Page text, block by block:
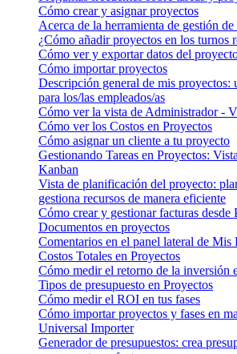
Cómo crear y asignar proyectos
Acerca de la herramienta de gestión
¿Cómo añadir proyectos en los turnos
Cómo ver y exportar datos del
Cómo importar proyectos
Descripción general de mis proyectos:
para los/las empleados/as
Cómo ver la vista de Administrador -
Cómo ver los Costos en Proyectos
Cómo asignar un cliente a tu proyecto
Gestionando Tareas en Proyectos:
Kanban
Vista de planificación del proyecto:
gestiona recursos de manera eficiente
Cómo crear y gestionar facturas desde
Documentos en proyectos
Comentarios en el panel lateral de Mis
Costos Totales en Proyectos
Cómo medir el retorno de la inversión
Tipos de presupuesto en Proyectos
Cómo medir el ROI en tus fases
Cómo importar proyectos y fases en
Universal Importer
Generador de presupuestos: crea